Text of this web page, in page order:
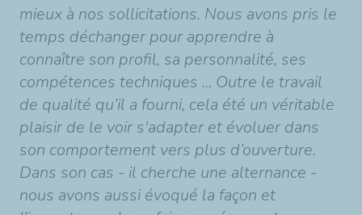
mieux à nos sollicitations. Nous avons pris le
temps déchanger pour apprendre à
connaître son profil, sa personnalité, ses
compétences techniques ... Outre le travail
de qualité qu’il a fourni, cela été un véritable
plaisir de le voir s'adapter et évoluer dans
son comportement vers plus d’ouverture.
Dans son cas - il cherche une alternance -
nous avons aussi évoqué la façon et